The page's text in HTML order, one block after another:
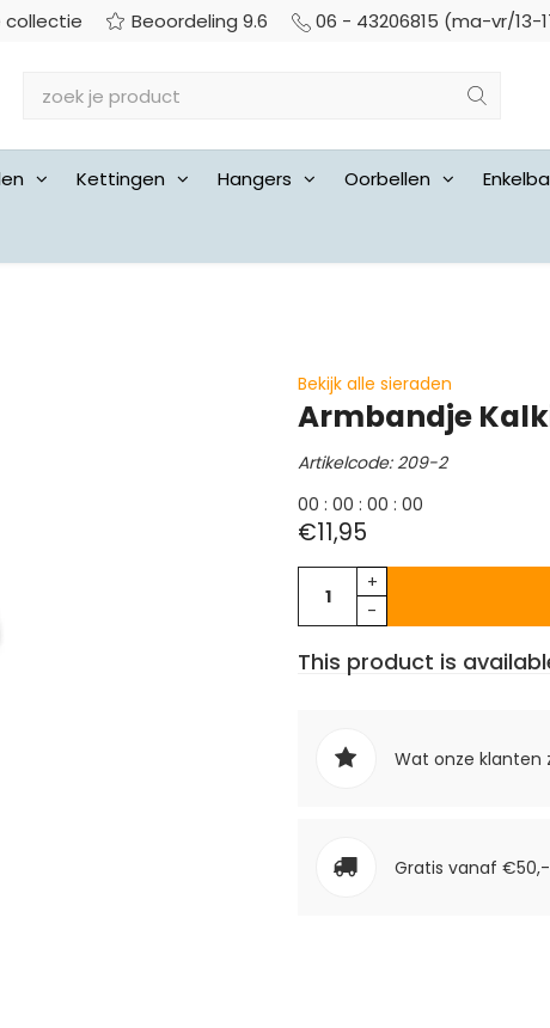
collectie Beoordeling 9.6 06 - 43206815 (ma-vr/13-
Kettingen Hangers Oorbellen
Bekijk alle sieraden
Armbandje
Artikelcode: 209-2
00 : 00 : 00 : 00
€11,95
+
-
This product is
Wat onze klanten
Gratis vanaf €50,-